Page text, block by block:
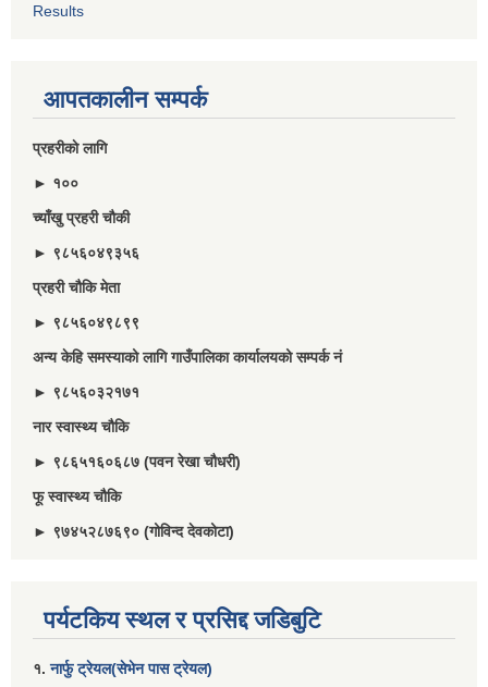
Results
आपतकालीन सम्पर्क
प्रहरीकाे लागि
► १००
च्याँखु प्रहरी चाैकी
► ९८५६०४९३५६
प्रहरी चौकि मेता
► ९८५६०४९८९९
अन्य केहि समस्याको लागि गाउँपालिका कार्यालयको सम्पर्क नं
► ९८५६०३२१७१
नार स्वास्थ्य चौकि
► ९८६५१६०६८७ (पवन रेखा चौधरी)
फू स्वास्थ्य चौकि
► ९७४५२८७६९० (गोविन्द देवकोटा)
पर्यटकिय स्थल र प्रसिद्द जडिबुटि
१.नार्फु ट्रेयल(सेभेन पास ट्रेयल)